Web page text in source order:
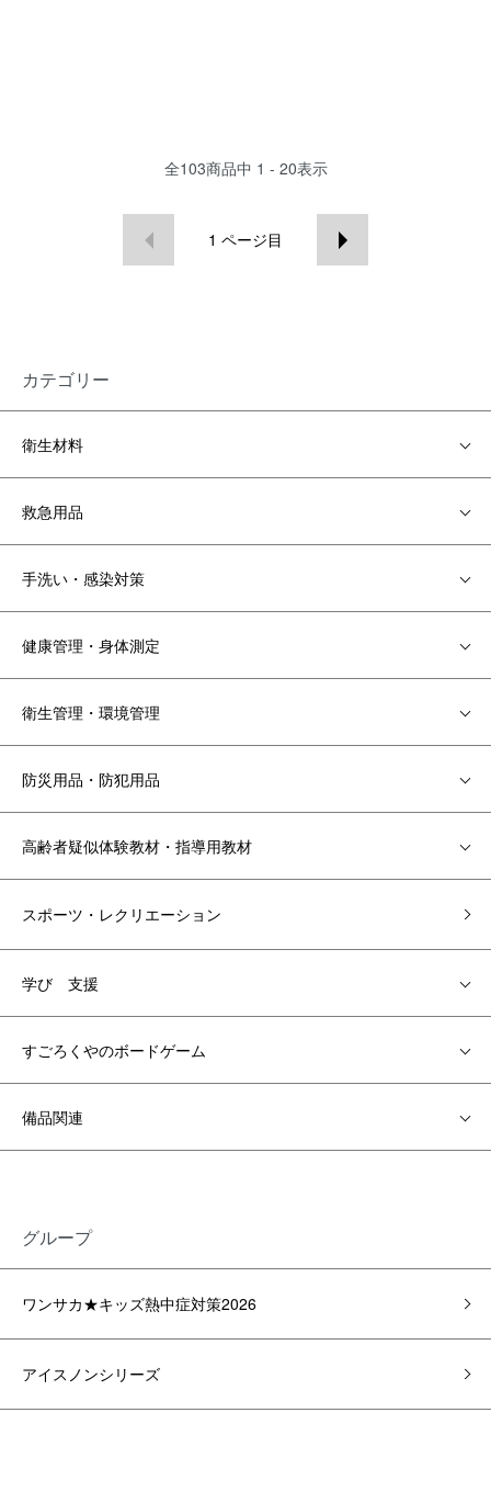
全103商品中 1 - 20表示
1 ページ目
カテゴリー
衛生材料
救急用品
手洗い・感染対策
健康管理・身体測定
衛生管理・環境管理
防災用品・防犯用品
高齢者疑似体験教材・指導用教材
スポーツ・レクリエーション
学び 支援
すごろくやのボードゲーム
備品関連
グループ
ワンサカ★キッズ熱中症対策2026
アイスノンシリーズ